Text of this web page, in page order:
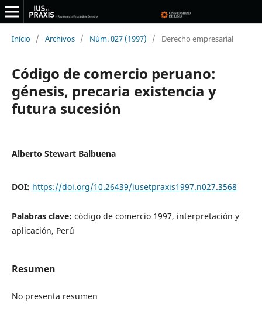
Inicio / Archivos / Núm. 027 (1997) / Derecho empresarial
Código de comercio peruano:
génesis, precaria existencia y
futura sucesión
Alberto Stewart Balbuena
DOI: https://doi.org/10.26439/iusetpraxis1997.n027.3568
Palabras clave: código de comercio 1997, interpretación y
aplicación, Perú
Resumen
No presenta resumen